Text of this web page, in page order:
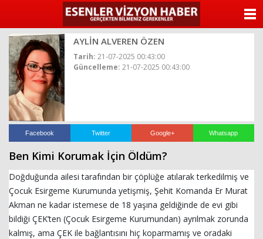
AYLİN ALVEREN ÖZEN
Tarih: 21-07-2025 00:43:00
Güncelleme: 21-07-2025 00:43:00
Facebook Twitter Google+ Whatsapp
Ben Kimi Korumak İçin Öldüm?
Doğduğunda ailesi tarafından bir çöplüğe atılarak terkedilmiş ve
Çocuk Esirgeme Kurumunda yetişmiş, Şehit Komanda Er Murat
Akman ne kadar istemese de 18 yaşına geldiğinde de evi gibi
bildiği ÇEK’ten (Çocuk Esirgeme Kurumundan) ayrılmak zorunda
kalmış, ama ÇEK ile bağlantısını hiç koparmamış ve oradaki
ANASAYFA
YAZARLAR
İLETİŞİM